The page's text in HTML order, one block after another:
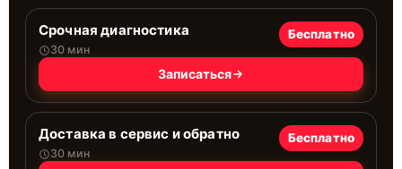
Срочная диагностика
30 мин
Бесплатно
Записаться
Доставка в сервис и обратно
30 мин
Бесплатно